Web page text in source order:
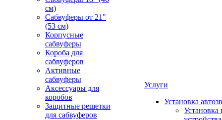
см)
Сабвуферы от 21"
(53 см)
Корпусные
сабвуферы
Короба для
сабвуферов
Активные
сабвуферы
Аксессуары для
коробов
Защитные решетки
для сабвуферов
Услуги
Установка
Установка